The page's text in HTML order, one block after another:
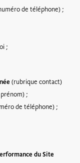
de téléphone) ;
;
(rubrique contact)
;
de téléphone) ;
du Site